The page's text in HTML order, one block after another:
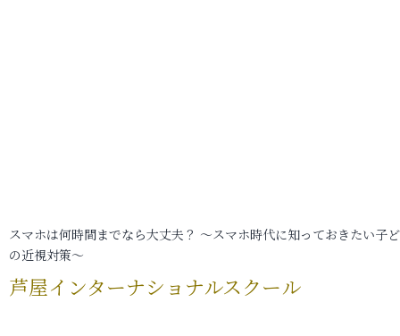
スマホは何時間までなら大丈夫？ ～スマホ時代に知っておきたい子
の近視対策～
芦屋インターナショナルスクール